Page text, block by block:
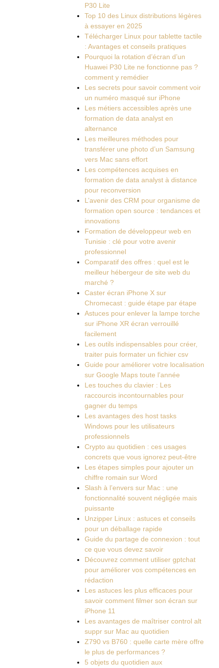
P30 Lite
Top 10 des Linux distributions légères
à essayer en 2025
Télécharger Linux pour tablette tactile
: Avantages et conseils pratiques
Pourquoi la rotation d’écran d’un
Huawei P30 Lite ne fonctionne pas ?
comment y remédier
Les secrets pour savoir comment voir
un numéro masqué sur iPhone
Les métiers accessibles après une
formation de data analyst en
alternance
Les meilleures méthodes pour
transférer une photo d’un Samsung
vers Mac sans effort
Les compétences acquises en
formation de data analyst à distance
pour reconversion
L’avenir des CRM pour organisme de
formation open source : tendances et
innovations
Formation de développeur web en
Tunisie : clé pour votre avenir
professionnel
Comparatif des offres : quel est le
meilleur hébergeur de site web du
marché ?
Caster écran iPhone X sur
Chromecast : guide étape par étape
Astuces pour enlever la lampe torche
sur iPhone XR écran verrouillé
facilement
Les outils indispensables pour créer,
traiter puis formater un fichier csv
Guide pour améliorer votre localisation
sur Google Maps toute l’année
Les touches du clavier : Les
raccourcis incontournables pour
gagner du temps
Les avantages des host tasks
Windows pour les utilisateurs
professionnels
Crypto au quotidien : ces usages
concrets que vous ignorez peut-être
Les étapes simples pour ajouter un
chiffre romain sur Word
Slash à l’envers sur Mac : une
fonctionnalité souvent négligée mais
puissante
Unzipper Linux : astuces et conseils
pour un déballage rapide
Guide du partage de connexion : tout
ce que vous devez savoir
Découvrez comment utiliser gptchat
pour améliorer vos compétences en
rédaction
Les astuces les plus efficaces pour
savoir comment filmer son écran sur
iPhone 11
Les avantages de maîtriser control alt
suppr sur Mac au quotidien
Z790 vs B760 : quelle carte mère offre
le plus de performances ?
5 objets du quotidien aux